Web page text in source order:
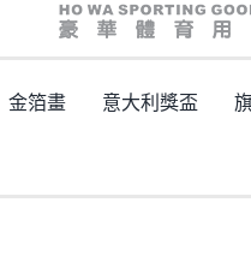
金箔畫 意大利獎盃
主頁 / 型號: HW03239 外形獨特的水晶